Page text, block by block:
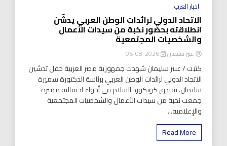
اخبار العرب
الاتحاد الدولي لرائدات الوطن العربي يدشّن
انطلاقته بحضور نخبة من سيدات الأعمال
والشخصيات المجتمعية
عبير سليمان 2026-08-06
كتبت / عبير سليمان شهدت جمهورية مصر العربية حفل تدشين
الاتحاد الدولي لرائدات الوطن العربي برئاسة الدكتورة سميرة
سليمان، بفندق كونكورد السلام في أجواء احتفالية مميزة
جمعت نخبة من سيدات الأعمال والشخصيات المجتمعية
والإعلامية...
Read More